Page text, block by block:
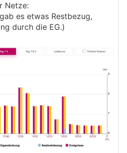
Netze:
es etwas Restbezug,
durch die EG.)